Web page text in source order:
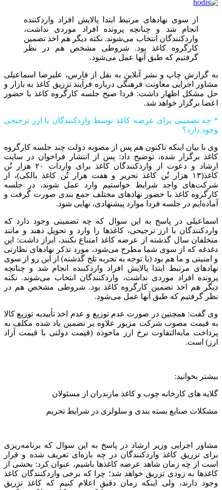
از سوی نهادهای مرتبط ابتدا پالایش افراد واردکننده
انجام شد و چنانچه پرونده افراد موردی نداشت،
واردکنندگان انتخاب می‌شوند. نکته دیگر هم اخذ تضمین‌
کارگروه کاغذ بود. شروطی مشخص هم در نظر
گرفتیم که طبق آنها عمل می‌شود.
به گزارش چاپ و نشر آنلاین به نقل از فارس، علیرضا اسماعیلی
مشاور اجرایی معاونت فرهنگی درباره فرآیند تزریق کاغذ به بازار و
حل مشکل اظهار داشت: فردا صبح جلسه کارگروه کاغذ با حضور
اعضا برگزار خواهد شد.
* چه تضمینی برای عرضه کاغذ توسط واردکنندگان با ارز ترجیحی
وجود دارد؟
وی با بیان اینکه تاکنون هم پس از مصوبه دولت چند جلسه کارگروه
کاغذ برگزار شده، توضیح داد: پس از انتشار فراخوان در سایت
ارشاد و دعوت از واردکنندگان کاغذ برای واردات ۲۰ هزار تُن
کاغذ(۱۳ هزار تُن کاغذ تحریر و هفت هزار تُن کاغذ بالکی)، از
شرکت‌های واجد شرایط خواستیم وارد عمل شوند، در جلسه
کارگروه کاغذ با حضور نهادهای مختلف جمع بندی صورت گرفت و
آماده‌ایم در جلسه فردا موارد پیشنهادی، نهایی شود.
اسماعیلی در پاسخ به این سوال که چه تضمینی وجود دارد که
واردکنندگان با ارز ترجیحی، کاغذها را وارد و تحویل دهند و مانند
متخلفان سال گذشته از عرضه کاغذ امتناع نکنند، ابراز داشت: این
دغدغه که از سوی شما مطرح می‌شود، مورد تذکر نهادهای نظارتی
و امنیتی و ما هم بود (با توجه به تجربه تلخ گذشته) از این رو از سوی
نهادهای مرتبط ابتدا پالایش افراد واردکننده انجام شد و چنانچه
پرونده افراد موردی نداشت، واردکنندگان انتخاب می‌شوند. نکته
دیگر هم اخذ تضمین‌ کارگروه کاغذ بود. شروطی مشخص هم در
نظر گرفتیم که طبق آنها عمل می‌شود.
وی گفت: همچنین در صورت عدم توزیع و عدم اخذ تأییدیه توزیع کالا
به قیمت مصوب شرکت مزبور علاوه بر تضمین یاد شده مکلف به
پرداخت مابه‌التفاوت نرخ ارز ماخوذه (قیمت دولتی با قیمت آزاد
ارز) است.
بیشتر بخوانید:
گلایه های کارخانه چوب و کاغذ مازندران از مسئولان
مشکلات صنایع بسته بندی و سلولزی در شرایط تحریم
مشاور اجرایی وزیر ارشاد در پاسخ به این سوال که برنامه‌ریزی
برای تزریق کاغذ واردکنندگان در چه بازه‌ای تعریف شده و قرار
است از چه زمان شاهد عرضه کاغذها باشیم، عنوان کرد: بخشی از
کاغذها به زودی تزریق خواهد شد؛ چرا که برخی واردکنندگان کاغذ
وجود دارند، ولی اینکه زمان دقیق اعلام کنیم که کاغذ تزریق